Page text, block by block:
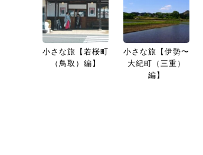
小さな旅【若桜町
（鳥取）編】
小さな旅【伊勢〜
大紀町（三重）
編】